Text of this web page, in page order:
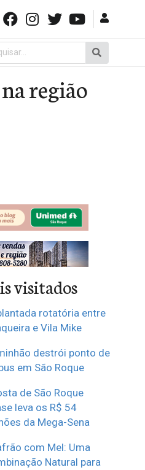
região
visitados
rotatória entre
e Vila Mike
destrói ponto de
em São Roque
de São Roque
leva os R$ 54
da Mega-Sena
com Mel: Uma
Natural para